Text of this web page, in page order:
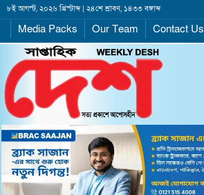
৮ই আগস্ট, ২০২৬ খ্রিস্টাব্দ | ২৪শে শ্রাবণ, ১৪৩৩ বঙ্গাব্দ
Media Packs Our Team Contact Us